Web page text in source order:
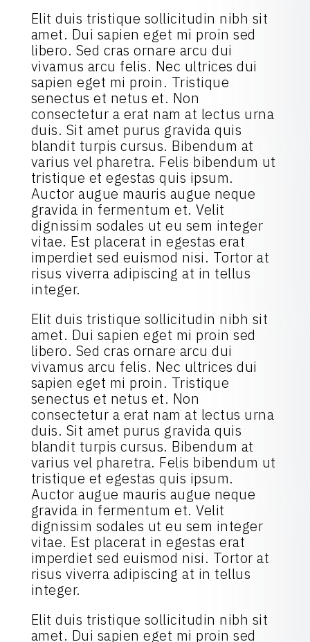
Elit duis tristique sollicitudin nibh sit
amet. Dui sapien eget mi proin sed
libero. Sed cras ornare arcu dui
vivamus arcu felis. Nec ultrices dui
sapien eget mi proin. Tristique
senectus et netus et. Non
consectetur a erat nam at lectus urna
duis. Sit amet purus gravida quis
blandit turpis cursus. Bibendum at
varius vel pharetra. Felis bibendum ut
tristique et egestas quis ipsum.
Auctor augue mauris augue neque
gravida in fermentum et. Velit
dignissim sodales ut eu sem integer
vitae. Est placerat in egestas erat
imperdiet sed euismod nisi. Tortor at
risus viverra adipiscing at in tellus
integer.
Elit duis tristique sollicitudin nibh sit
amet. Dui sapien eget mi proin sed
libero. Sed cras ornare arcu dui
vivamus arcu felis. Nec ultrices dui
sapien eget mi proin. Tristique
senectus et netus et. Non
consectetur a erat nam at lectus urna
duis. Sit amet purus gravida quis
blandit turpis cursus. Bibendum at
varius vel pharetra. Felis bibendum ut
tristique et egestas quis ipsum.
Auctor augue mauris augue neque
gravida in fermentum et. Velit
dignissim sodales ut eu sem integer
vitae. Est placerat in egestas erat
imperdiet sed euismod nisi. Tortor at
risus viverra adipiscing at in tellus
integer.
Elit duis tristique sollicitudin nibh sit
amet. Dui sapien eget mi proin sed